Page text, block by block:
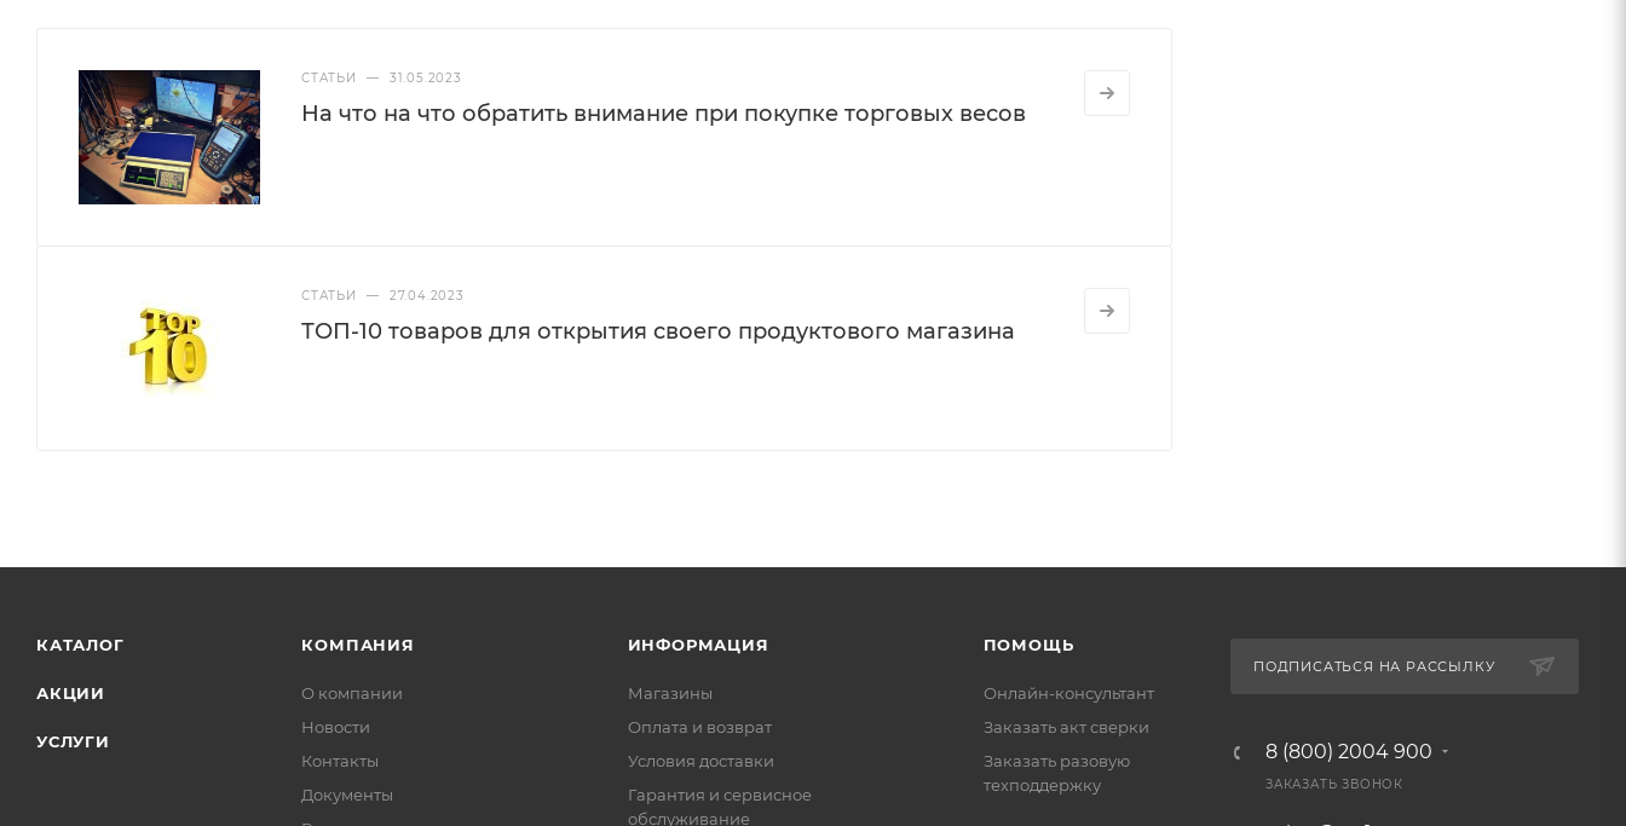
СТАТЬИ — 31.05.2023
На что на что обратить внимание при покупке торговых весов
СТАТЬИ — 27.04.2023
ТОП-10 товаров для открытия своего продуктового магазина
КАТАЛОГ
АКЦИИ
УСЛУГИ
КОМПАНИЯ
О компании
Новости
Контакты
Документы
ИНФОРМАЦИЯ
Магазины
Оплата и возврат
Условия доставки
Гарантия и сервисное
обслуживание
ПОМОЩЬ
Онлайн-консультант
Заказать акт сверки
Заказать разовую
техподдержку
ПОДПИСАТЬСЯ НА РАССЫЛКУ
8 (800) 2004 900
ЗАКАЗАТЬ ЗВОНОК